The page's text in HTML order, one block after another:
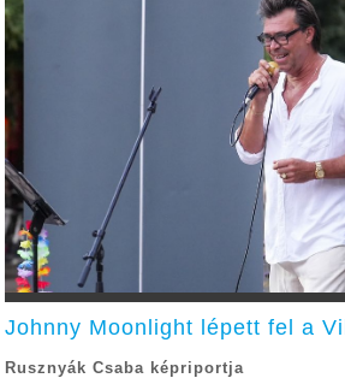
Johnny Moonlight lépett fel a
Rusznyák Csaba képriportja